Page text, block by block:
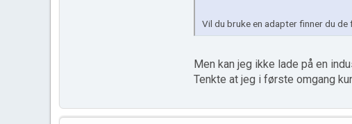
Vil du bruke en adapter finner du
Men kan jeg ikke lade på en
Tenkte at jeg i første omgang